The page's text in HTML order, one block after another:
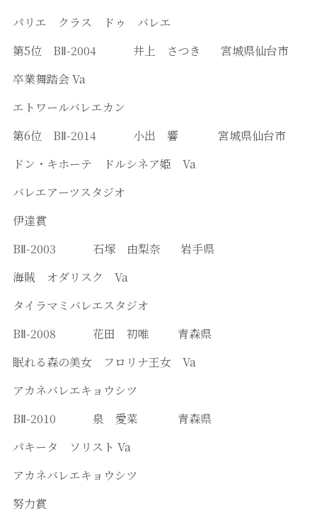
パリエ クラス ドゥ バレエ
第5位 BⅡ-2004 井上 さつき 宮城県仙台市
卒業舞踏会 Va
エトワールバレエカン
第6位 BⅡ-2014 小出 響 宮城県仙台市
ドン・キホーテ ドルシネア姫 Va
バレエアーツスタジオ
伊達賞
BⅡ-2003 石塚 由梨奈 岩手県
海賊 オダリスク Va
タイラマミバレエスタジオ
BⅡ-2008 花田 初唯 青森県
眠れる森の美女 フロリナ王女 Va
アカネバレエキョウシツ
BⅡ-2010 泉 愛菜 青森県
パキータ ソリスト Va
アカネバレエキョウシツ
努力賞